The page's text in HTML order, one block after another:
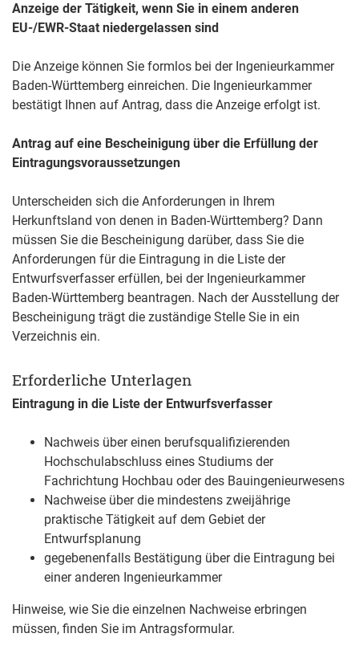
Anzeige der Tätigkeit, wenn Sie in einem anderen
EU-/EWR-Staat niedergelassen sind
Die Anzeige können Sie formlos bei der Ingenieurkammer
Baden-Württemberg einreichen. Die Ingenieurkammer
bestätigt Ihnen auf Antrag, dass die Anzeige erfolgt ist.
Antrag auf eine Bescheinigung über die Erfüllung der
Eintragungsvoraussetzungen
Unterscheiden sich die Anforderungen in Ihrem
Herkunftsland von denen in Baden-Württemberg? Dann
müssen Sie die Bescheinigung darüber, dass Sie die
Anforderungen für die Eintragung in die Liste der
Entwurfsverfasser erfüllen, bei der Ingenieurkammer
Baden-Württemberg beantragen. Nach der Ausstellung der
Bescheinigung trägt die zuständige Stelle Sie in ein
Verzeichnis ein.
Erforderliche Unterlagen
Eintragung in die Liste der Entwurfsverfasser
Nachweis über einen berufsqualifizierenden
Hochschulabschluss eines Studiums der
Fachrichtung Hochbau oder des Bauingenieurwesens
Nachweise über die mindestens zweijährige
praktische Tätigkeit auf dem Gebiet der
Entwurfsplanung
gegebenenfalls Bestätigung über die Eintragung bei
einer anderen Ingenieurkammer
Hinweise, wie Sie die einzelnen Nachweise erbringen
müssen, finden Sie im Antragsformular.